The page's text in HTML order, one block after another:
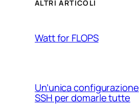
ALTRI ARTICOLI
Watt for FLOPS
Un’unica configurazione
SSH per domarle tutte